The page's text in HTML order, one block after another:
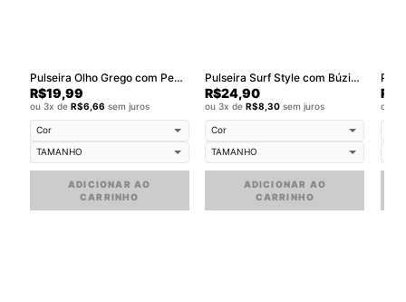
Pulseira Olho Grego com Pedras Pretas Proteção e Estilo Unissex
R$19,99
ou 3x de R$6,66 sem juros
ADICIONAR AO
CARRINHO
Pulseira Surf Style com Búzios e Cordão Verde
R$24,90
ou 3x deR$8,30 sem juros
ADICIONAR AO
CARRINHO
R$
ou